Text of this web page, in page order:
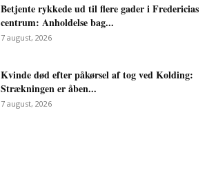
Betjente rykkede ud til flere gader i Fredericias
centrum: Anholdelse bag...
7 august, 2026
Kvinde død efter påkørsel af tog ved Kolding:
Strækningen er åben...
7 august, 2026